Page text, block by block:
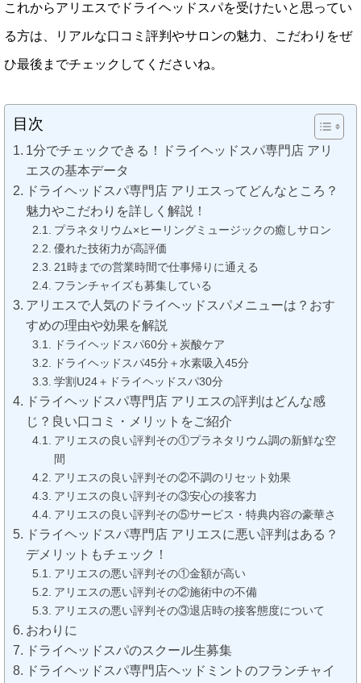
これからアリエスでドライヘッドスパを受けたいと思ってい
る方は、リアルな口コミ評判やサロンの魅力、こだわりをぜ
ひ最後までチェックしてくださいね。
目次
1分でチェックできる！ドライヘッドスパ専門店 アリ
エスの基本データ
ドライヘッドスパ専門店 アリエスってどんなところ？
魅力やこだわりを詳しく解説！
プラネタリウム×ヒーリングミュージックの癒しサロン
優れた技術力が高評価
21時までの営業時間で仕事帰りに通える
フランチャイズも募集している
アリエスで人気のドライヘッドスパメニューは？おす
すめの理由や効果を解説
ドライヘッドスパ60分＋炭酸ケア
ドライヘッドスパ45分＋水素吸入45分
学割U24＋ドライヘッドスパ30分
ドライヘッドスパ専門店 アリエスの評判はどんな感
じ？良い口コミ・メリットをご紹介
アリエスの良い評判その①プラネタリウム調の新鮮な空
間
アリエスの良い評判その②不調のリセット効果
アリエスの良い評判その③安心の接客力
アリエスの良い評判その⑤サービス・特典内容の豪華さ
ドライヘッドスパ専門店 アリエスに悪い評判はある？
デメリットもチェック！
アリエスの悪い評判その①金額が高い
アリエスの悪い評判その②施術中の不備
アリエスの悪い評判その③退店時の接客態度について
おわりに
ドライヘッドスパのスクール生募集
ドライヘッドスパ専門店ヘッドミントのフランチャイ